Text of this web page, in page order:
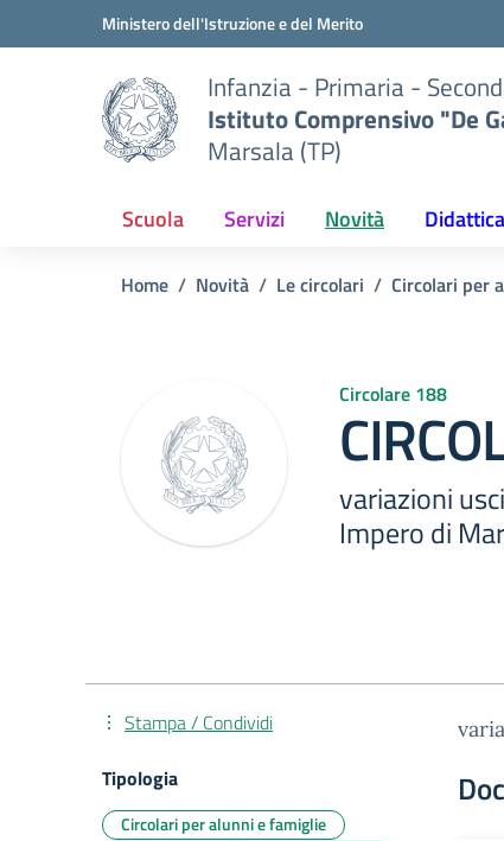
Vai ai contenuti
Vai al menu di navigazioneMinistero dell'Istruzione e del Merito
Infanzia - Primaria -
Istituto Comprensivo "De
Marsala (TP)
Scuola Servizi Novità Didattica
Home Novità Le circolari Circolari per
Circolare 188
variazioni
Impero di
Stampa / Condividi
Tipologia
Circolari per alunni e famiglie